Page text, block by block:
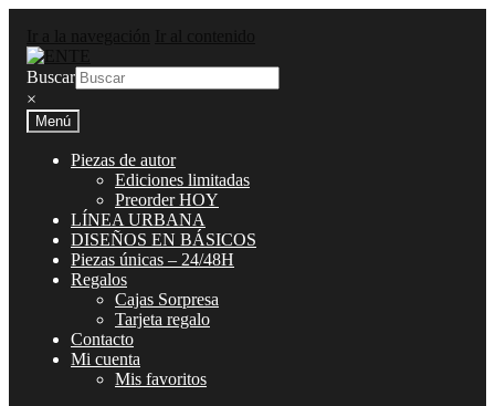
Buscar
×
Menú
Piezas de autor
Ediciones limitadas
Preorder HOY
LÍNEA URBANA
DISEÑOS EN BÁSICOS
Piezas únicas – 24/48H
Regalos
Cajas Sorpresa
Tarjeta regalo
Contacto
Mi cuenta
Mis favoritos